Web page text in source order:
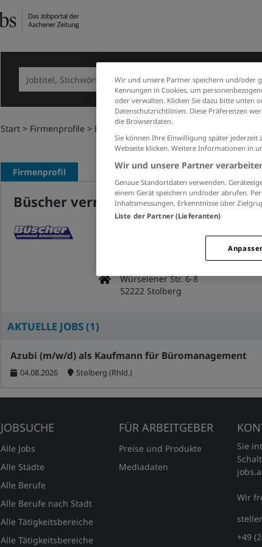
Start Firmenprofile Büscher vermietet
Firmenprofil
Büscher vermietet
vermietung@buescher-gruppe.de
Würselener Str. 6-8
52222 Stolberg
AKTUELLE JOBS (1)
Azubi (m/w/d) als Kaufmann für Büromanagement
04.08.2026 Stolberg (Rhld.)
JOBSUCHE
Alle Jobs
Alle Städte
Alle Berufe
Alle Berufe nach Stadt
Alle Tätigkeitsbereiche
Alle Tätigkeitsbereiche
FÜR ARBEITGEBER
Preise und Produkte
Mediadaten
Sie
Wir
+49
Wir und unsere Partner speichern und/oder
Kennungen in Cookies, um
oder verwalten. Klicken Sie dazu bitte unten
Datenschutzrichtlinien. Diese Präferenzen
die Browserdaten.
Sie können Ihre Einwilligung später jederzeit
Webseite klicken. Weitere Informationen in
Wir und unsere Partner
Genaue Standortdaten verwenden.
einem Gerät speichern und/oder abrufen.
Inhaltsmessungen, Erkenntnisse über
Liste der Partner (Lieferanten)